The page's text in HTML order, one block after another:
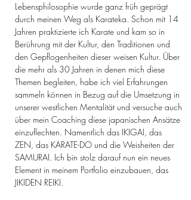
Lebensphilosophie wurde ganz früh geprägt
durch meinen Weg als Karateka. Schon mit 14
Jahren praktizierte ich Karate und kam so in
Berührung mit der Kultur, den Traditionen und
den Gepflogenheiten dieser weisen Kultur. Über
die mehr als 30 Jahren in denen mich diese
Themen begleiten, habe ich viel Erfahrungen
sammeln können in Bezug auf die Umsetzung in
unserer westlichen Mentalität und versuche auch
über mein Coaching diese japanischen Ansätze
einzuflechten. Namentlich das IKIGAI, das
ZEN, das KARATE-DO und die Weisheiten der
SAMURAI. Ich bin stolz darauf nun ein neues
Element in meinem Portfolio einzubauen, das
JIKIDEN REIKI.